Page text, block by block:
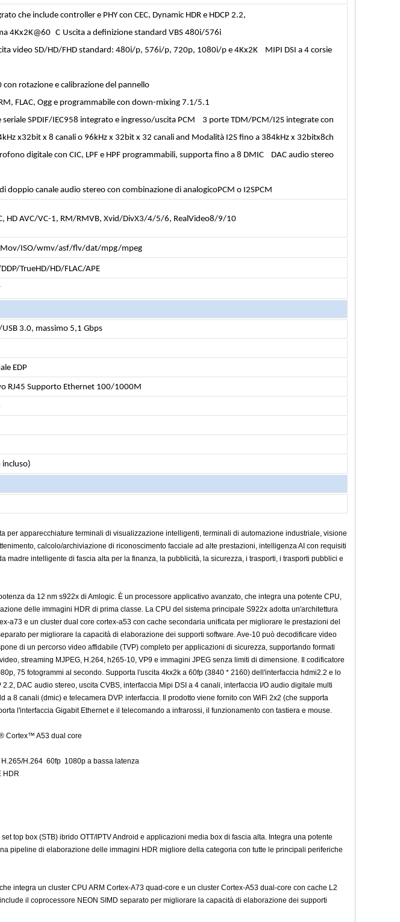
che include controller e PHY con CEC, Dynamic HDR e HDCP 2.2,
4Kx2K@60 C Uscita a definizione standard VBS 480i/576i
video SD/HD/FHD standard: 480i/p, 576i/p, 720p, 1080i/p e 4Kx2K
MIPI DSI a 4 corsie
rotazione e calibrazione del pannello
FLAC, Ogg e programmabile con down-mixing 7.1/5.1
SPDIF/IEC958 integrato e ingresso/uscita PCM
3 porte TDM/PCM/I2S integrate con
x32bit x 8 canali o 96kHz x 32bit x 32 canali and Modalità I2S fino a 384kHz x 32bitx8ch
digitale con CIC, LPF e HPF programmabili, supporta fino a 8 DMIC
DAC audio stereo
doppio canale audio stereo con combinazione di analogicoPCM o I2SPCM
HD AVC/VC-1, RM/RMVB, Xvid/DivX3/4/5/6, RealVideo8/9/10
ISO/wmv/asf/flv/dat/mpg/mpeg
TrueHD/HD/FLAC/APE
3.0, massimo 5,1 Gbps
EDP
RJ45 Supporto Ethernet 100/1000M
incluso)
per apparecchiature terminali di visualizzazione intelligenti, terminali di automazione industriale, visione
calcolo/archiviazione di riconoscimento facciale ad alte prestazioni, intelligenza AI con requisiti
madre intelligente di fascia alta per la finanza, la pubblicità, la sicurezza, i trasporti, i trasporti pubblici e
da 12 nm s922x di Amlogic. È un processore applicativo avanzato, che integra una potente CPU,
delle immagini HDR di prima classe. La CPU del sistema principale S922x adotta un'architettura
a73 e un cluster dual core cortex-a53 con cache secondaria unificata per migliorare le prestazioni del
per migliorare la capacità di elaborazione dei supporti software. Ave-10 può decodificare video
di un percorso video affidabile (TVP) completo per applicazioni di sicurezza, supportando formati
streaming MJPEG, H.264, h265-10, VP9 e immagini JPEG senza limiti di dimensione. Il codificatore
75 fotogrammi al secondo. Supporta l'uscita 4kx2k a 60fp (3840 * 2160) dell'interfaccia hdmi2.2 e lo
DAC audio stereo, uscita CVBS, interfaccia Mipi DSI a 4 canali, interfaccia I/O audio digitale multi
a 8 canali (dmic) e telecamera DVP. interfaccia. Il prodotto viene fornito con WiFi 2x2 (che supporta
l'interfaccia Gigabit Ethernet e il telecomando a infrarossi, il funzionamento con tastiera e mouse.
Cortex™ A53 dual core
H.264 60fp 1080p a bassa latenza
HDR
top box (STB) ibrido OTT/IPTV Android e applicazioni media box di fascia alta. Integra una potente
pipeline di elaborazione delle immagini HDR migliore della categoria con tutte le principali periferiche
integra un cluster CPU ARM Cortex-A73 quad-core e un cluster Cortex-A53 dual-core con cache L2
il coprocessore NEON SIMD separato per migliorare la capacità di elaborazione dei supporti